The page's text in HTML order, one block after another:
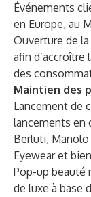
Événements
en Europe, au
Ouverture de
afin
des
Maintien des
Lancement de
lancements en
Berluti,
Eyewear et
Pop-up beauté
de luxe à base